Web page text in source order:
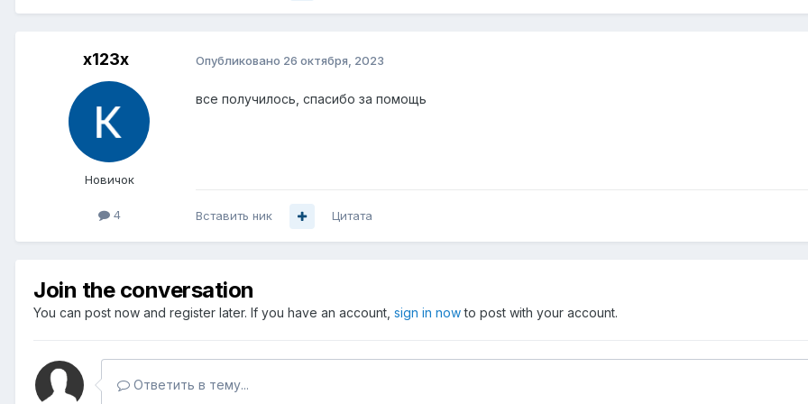
x123x
Новичок
4
Опубликовано 26 октября, 2023
все получилось, спасибо за помощь
Вставить ник Цитата
Join the conversation
You can post now and register later. If you have an account, sign in nowto post with your account.
Ответить в тему...